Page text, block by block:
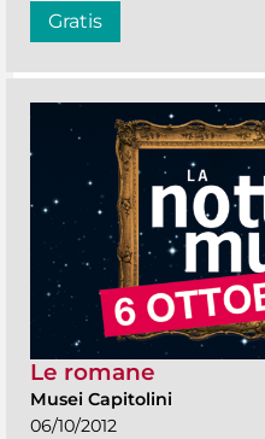
Gratis
Le romane
Musei Capitolini
06/10/2012